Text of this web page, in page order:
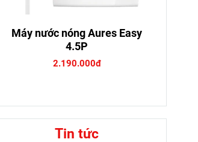
Máy nước nóng Aures Easy
4.5P
2.190.000đ
Tin tức